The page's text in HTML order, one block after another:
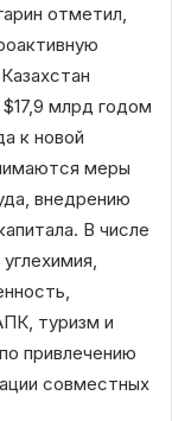
отметил,
млрд годом
к новой
меры
внедрению
В числе
туризм и
привлечению
совместных